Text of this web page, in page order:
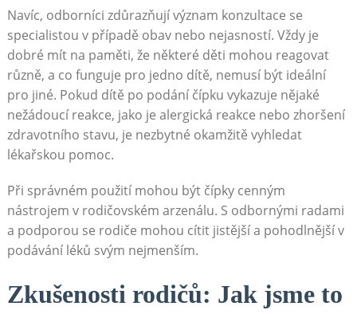
Navíc, odborníci zdůrazňují význam konzultace se
specialistou v případě obav nebo nejasností. Vždy je
dobré mít na paměti, že některé děti mohou reagovat
různě, a co funguje pro jedno dítě, nemusí být ideální
pro jiné. Pokud dítě po podání čípku vykazuje nějaké
nežádoucí reakce, jako je alergická reakce nebo zhoršení
zdravotního stavu, je nezbytné okamžitě vyhledat
lékařskou pomoc.
Při správném použití mohou být čípky cenným
nástrojem v rodičovském arzenálu. S odbornými radami
a podporou se rodiče mohou cítit jistější a pohodlnější v
podávání léků svým nejmenším.
Zkušenosti rodičů: Jak jsme to